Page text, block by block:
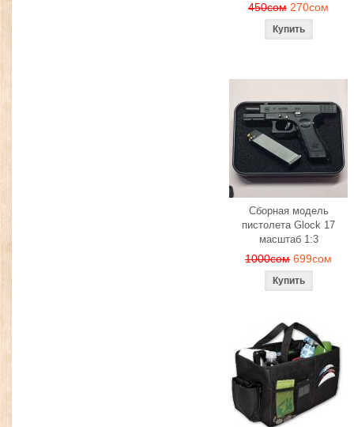
450сом 270сом
Сборная модель
пистолета Glock 17
масштаб 1:3
1000сом 699сом